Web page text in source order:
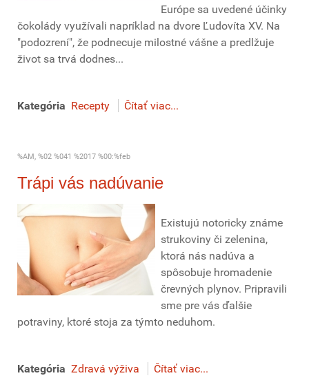
Európe sa uvedené účinky
čokolády využívali napríklad na dvore Ľudovíta XV. Na
"podozrení", že podnecuje milostné vášne a predlžuje
život sa trvá dodnes...
Kategória Recepty Čítať viac...
%AM, %02 %041 %2017 %00:%feb
Trápi vás nadúvanie
Existujú notoricky známe
strukoviny či zelenina,
ktorá nás nadúva a
spôsobuje hromadenie
črevných plynov. Pripravili
sme pre vás ďalšie
potraviny, ktoré stoja za týmto neduhom.
Kategória Zdravá výživa Čítať viac...